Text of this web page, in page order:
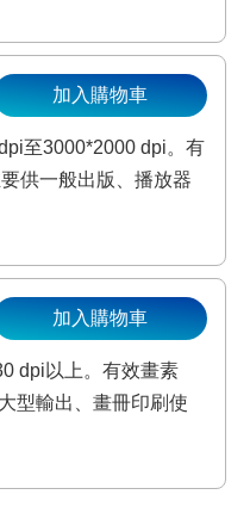
至3000*2000 dpi。有
供一般出版、播放器
加入購物車
dpi以上。有效畫素
型輸出、畫冊印刷使
加入購物車